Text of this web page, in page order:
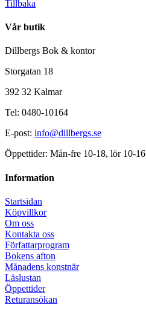
Tillbaka
Vår butik
Dillbergs Bok & kontor
Storgatan 18
392 32 Kalmar
Tel: 0480-10164
E-post: info@dillbergs.se
Öppettider: Mån-fre 10-18, lör 10-16
Information
Startsidan
Köpvillkor
Om oss
Kontakta oss
Författarprogram
Bokens afton
Månadens konstnär
Läslustan
Öppettider
Returansökan